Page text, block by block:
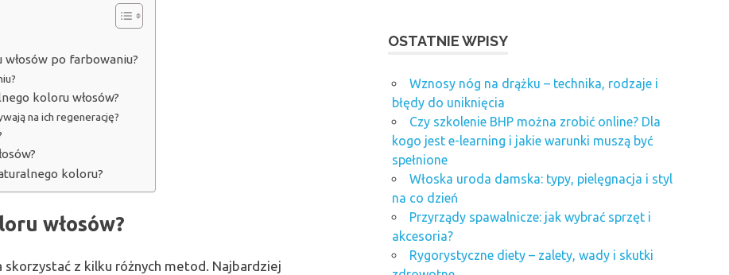
po farbowaniu?
koloru włosów?
na ich regenerację?
koloru?
włosów?
z kilku różnych metod. Najbardziej
OSTATNIE WPISY
Wznosy nóg na drążku – technika, rodzaje i
błędy do uniknięcia
Czy szkolenie BHP można zrobić online? Dla
kogo jest e-learning i jakie warunki muszą być
spełnione
Włoska uroda damska: typy, pielęgnacja i styl
na co dzień
Przyrządy spawalnicze: jak wybrać sprzęt i
akcesoria?
Rygorystyczne diety – zalety, wady i skutki